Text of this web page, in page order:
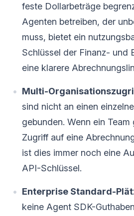
feste Dollarbeträge
Agenten betreiben, der
muss, bietet ein
Schlüssel der Finanz- und
eine klarere
Multi-
sind nicht an einen
gebunden. Wenn ein Team
Zugriff auf eine
ist dies immer noch eine
API-Schlüssel.
Enterprise Standard-
keine Agent SDK-